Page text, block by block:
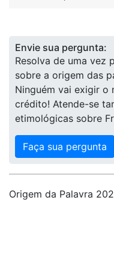
Envie sua pergunta:
Resolva de uma vez
sobre a origem das
Ninguém vai exigir o
crédito! Atende-se
etimológicas sobre
Faça sua pergunta
Origem da Palavra